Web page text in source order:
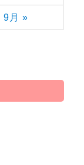
9月 »